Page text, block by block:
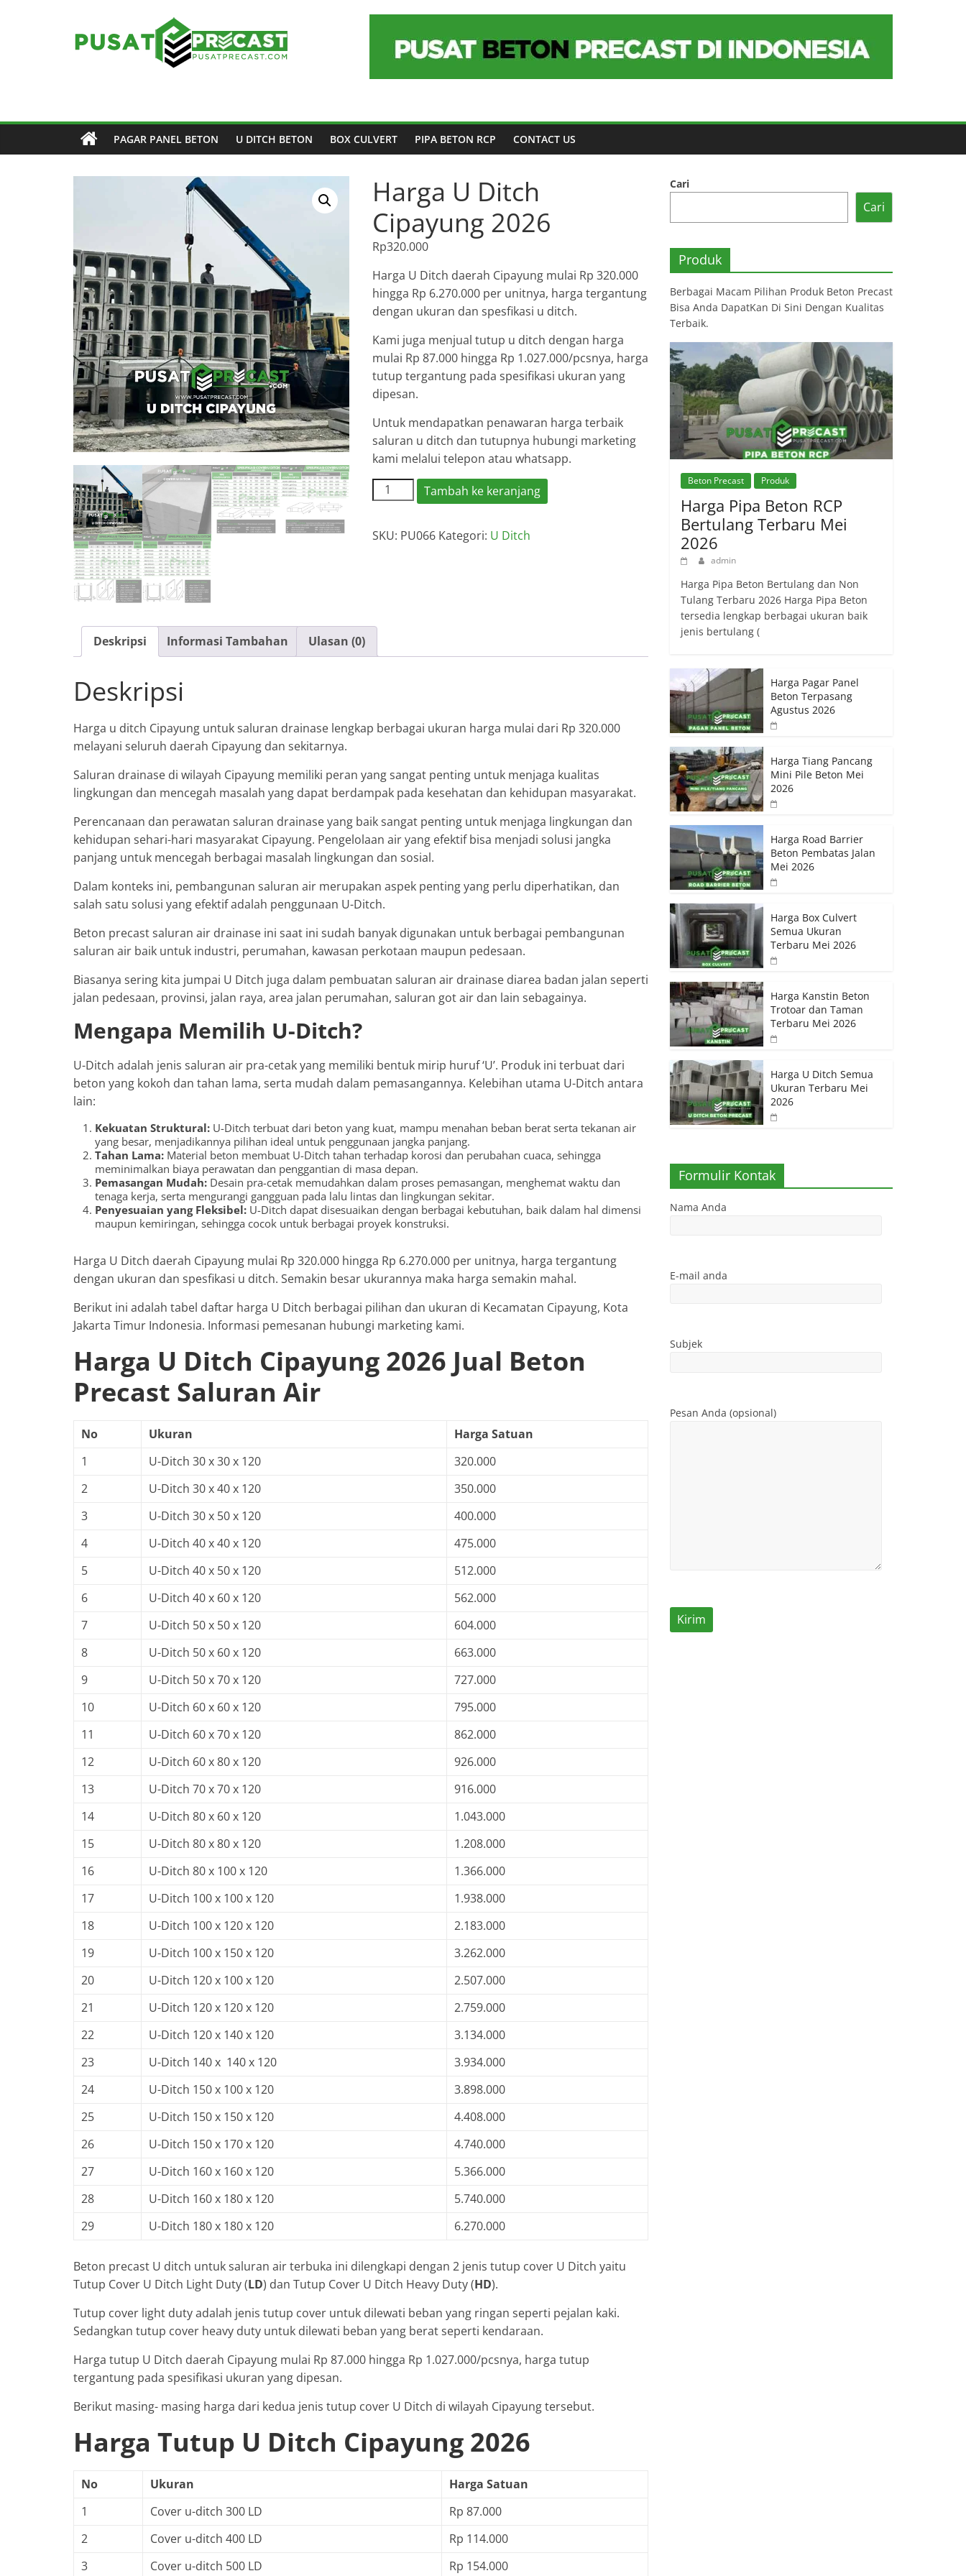
Pusat
Pusat
Beton
di
PAGAR PANEL BETON U DITCH BETON BOX CULVERT PIPA BETON RCP CONTACT US
Harga U Ditch
Cipayung 2026
Rp320.000
Harga U Ditch daerah Cipayung mulai Rp 320.000
hingga Rp 6.270.000 per unitnya, harga tergantung
dengan ukuran dan spesfikasi u ditch.
Kami juga menjual tutup u ditch dengan harga
mulai Rp 87.000 hingga Rp 1.027.000/pcsnya, harga
tutup tergantung pada spesifikasi ukuran yang
dipesan.
Untuk mendapatkan penawaran harga terbaik
saluran u ditch dan tutupnya hubungi marketing
kami melalui telepon atau whatsapp.
Kuantitas
Harga
Ditch
Tambah ke keranjang
SKU: PU066 Kategori: U Ditch
Deskripsi Informasi Tambahan Ulasan (0)
Deskripsi
Harga u ditch Cipayung untuk saluran drainase lengkap berbagai ukuran harga mulai dari Rp 320.000
melayani seluruh daerah Cipayung dan sekitarnya.
Saluran drainase di wilayah Cipayung memiliki peran yang sangat penting untuk menjaga kualitas
lingkungan dan mencegah masalah yang dapat berdampak pada kesehatan dan kehidupan masyarakat.
Perencanaan dan perawatan saluran drainase yang baik sangat penting untuk menjaga lingkungan dan
kehidupan sehari-hari masyarakat Cipayung. Pengelolaan air yang efektif bisa menjadi solusi jangka
panjang untuk mencegah berbagai masalah lingkungan dan sosial.
Dalam konteks ini, pembangunan saluran air merupakan aspek penting yang perlu diperhatikan, dan
salah satu solusi yang efektif adalah penggunaan U-Ditch.
Beton precast saluran air drainase ini saat ini sudah banyak digunakan untuk berbagai pembangunan
saluran air baik untuk industri, perumahan, kawasan perkotaan maupun pedesaan.
Biasanya sering kita jumpai U Ditch juga dalam pembuatan saluran air drainase diarea badan jalan seperti
jalan pedesaan, provinsi, jalan raya, area jalan perumahan, saluran got air dan lain sebagainya.
Mengapa Memilih U-Ditch?
U-Ditch adalah jenis saluran air pra-cetak yang memiliki bentuk mirip huruf ‘U’. Produk ini terbuat dari
beton yang kokoh dan tahan lama, serta mudah dalam pemasangannya. Kelebihan utama U-Ditch antara
lain:
Kekuatan Struktural: U-Ditch terbuat dari beton yang kuat, mampu menahan beban berat serta tekanan air
yang besar, menjadikannya pilihan ideal untuk penggunaan jangka panjang.
Tahan Lama: Material beton membuat U-Ditch tahan terhadap korosi dan perubahan cuaca, sehingga
meminimalkan biaya perawatan dan penggantian di masa depan.
Pemasangan Mudah: Desain pra-cetak memudahkan dalam proses pemasangan, menghemat waktu dan
tenaga kerja, serta mengurangi gangguan pada lalu lintas dan lingkungan sekitar.
Penyesuaian yang Fleksibel: U-Ditch dapat disesuaikan dengan berbagai kebutuhan, baik dalam hal dimensi
maupun kemiringan, sehingga cocok untuk berbagai proyek konstruksi.
Harga U Ditch daerah Cipayung mulai Rp 320.000 hingga Rp 6.270.000 per unitnya, harga tergantung
dengan ukuran dan spesfikasi u ditch. Semakin besar ukurannya maka harga semakin mahal.
Berikut ini adalah tabel daftar harga U Ditch berbagai pilihan dan ukuran di Kecamatan Cipayung, Kota
Jakarta Timur Indonesia. Informasi pemesanan hubungi marketing kami.
Harga U Ditch Cipayung 2026 Jual Beton
Precast Saluran Air
No Ukuran
Harga Satuan
1
U-Ditch 30 x 30 x 120
320.000
2
U-Ditch 30 x 40 x 120
350.000
3
U-Ditch 30 x 50 x 120
400.000
4
U-Ditch 40 x 40 x 120
475.000
5
U-Ditch 40 x 50 x 120
512.000
6
U-Ditch 40 x 60 x 120
562.000
7
U-Ditch 50 x 50 x 120
604.000
8
U-Ditch 50 x 60 x 120
663.000
9
U-Ditch 50 x 70 x 120
727.000
10
U-Ditch 60 x 60 x 120
795.000
11
U-Ditch 60 x 70 x 120
862.000
12
U-Ditch 60 x 80 x 120
926.000
13
U-Ditch 70 x 70 x 120
916.000
14
U-Ditch 80 x 60 x 120
1.043.000
15
U-Ditch 80 x 80 x 120
1.208.000
16
U-Ditch 80 x 100 x 120
1.366.000
17
U-Ditch 100 x 100 x 120
1.938.000
18
U-Ditch 100 x 120 x 120
2.183.000
19
U-Ditch 100 x 150 x 120
3.262.000
20
U-Ditch 120 x 100 x 120
2.507.000
21
U-Ditch 120 x 120 x 120
2.759.000
22
U-Ditch 120 x 140 x 120
3.134.000
23
U-Ditch 140 x 140 x 120
3.934.000
24
U-Ditch 150 x 100 x 120
3.898.000
25
U-Ditch 150 x 150 x 120
4.408.000
26
U-Ditch 150 x 170 x 120
4.740.000
27
U-Ditch 160 x 160 x 120
5.366.000
28
U-Ditch 160 x 180 x 120
5.740.000
29
U-Ditch 180 x 180 x 120 6.270.000
Beton precast U ditch untuk saluran air terbuka ini dilengkapi dengan 2 jenis tutup cover U Ditch yaitu
Tutup Cover U Ditch Light Duty (LD) dan Tutup Cover U Ditch Heavy Duty (HD).
Tutup cover light duty adalah jenis tutup cover untuk dilewati beban yang ringan seperti pejalan kaki.
Sedangkan tutup cover heavy duty untuk dilewati beban yang berat seperti kendaraan.
Harga tutup U Ditch daerah Cipayung mulai Rp 87.000 hingga Rp 1.027.000/pcsnya, harga tutup
tergantung pada spesifikasi ukuran yang dipesan.
Berikut masing- masing harga dari kedua jenis tutup cover U Ditch di wilayah Cipayung tersebut.
Harga Tutup U Ditch Cipayung 2026
No Ukuran
Harga Satuan
1
Cover u-ditch 300 LD
Rp 87.000
2
Cover u-ditch 400 LD
Rp 114.000
3
Cover u-ditch 500 LD Rp 154.000
Cari
Cari
Produk
Berbagai Macam Pilihan Produk Beton Precast
Bisa Anda DapatKan Di Sini Dengan Kualitas
Terbaik.
Beton Precast Produk
Harga Pipa Beton RCP
Bertulang Terbaru Mei
2026
admin
Harga Pipa Beton Bertulang dan Non
Tulang Terbaru 2026 Harga Pipa Beton
tersedia lengkap berbagai ukuran baik
jenis bertulang (
Harga Pagar Panel
Beton Terpasang
Agustus 2026
Harga Tiang Pancang
Mini Pile Beton Mei
2026
Harga Road Barrier
Beton Pembatas Jalan
Mei 2026
Harga Box Culvert
Semua Ukuran
Terbaru Mei 2026
Harga Kanstin Beton
Trotoar dan Taman
Terbaru Mei 2026
Harga U Ditch Semua
Ukuran Terbaru Mei
2026
Formulir Kontak
Nama Anda
E-mail anda
Subjek
Pesan Anda (opsional)